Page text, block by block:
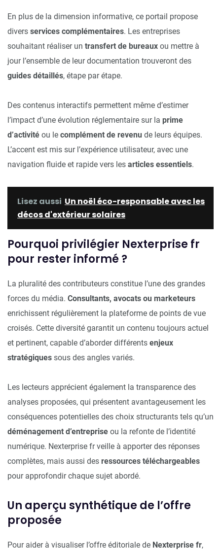
En plus de la dimension informative, ce portail propose
divers services complémentaires. Les entreprises
souhaitant réaliser un transfert de bureaux ou mettre à
jour l’ensemble de leur documentation trouveront des
guides détaillés, étape par étape.
Des contenus interactifs permettent même d’estimer
l’impact d’une évolution réglementaire sur la prime
d’activité ou le complément de revenu de leurs équipes.
L’accent est mis sur l’expérience utilisateur, avec une
navigation fluide et rapide vers les articles essentiels.
Lisez aussi Un noël éco-responsable avec les
décos d'extérieur solaires
Pourquoi privilégier Nexterprise fr
pour rester informé ?
La pluralité des contributeurs constitue l’une des grandes
forces du média. Consultants, avocats ou marketeurs
enrichissent régulièrement la plateforme de points de vue
croisés. Cette diversité garantit un contenu toujours actuel
et pertinent, capable d’aborder différents enjeux
stratégiques sous des angles variés.
Les lecteurs apprécient également la transparence des
analyses proposées, qui présentent avantageusement les
conséquences potentielles des choix structurants tels qu’un
déménagement d’entreprise ou la refonte de l’identité
numérique. Nexterprise fr veille à apporter des réponses
complètes, mais aussi des ressources téléchargeables
pour approfondir chaque sujet abordé.
Un aperçu synthétique de l’offre
proposée
Pour aider à visualiser l’offre éditoriale de Nexterprise fr,